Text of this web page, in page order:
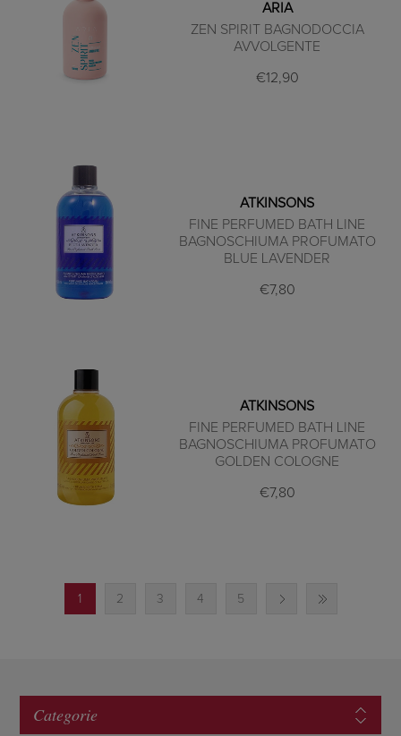
ARIA
ZEN SPIRIT BAGNODOCCIA
AVVOLGENTE
€12,90
ATKINSONS
FINE PERFUMED BATH LINE
BAGNOSCHIUMA PROFUMATO
BLUE LAVENDER
€7,80
ATKINSONS
FINE PERFUMED BATH LINE
BAGNOSCHIUMA PROFUMATO
GOLDEN COLOGNE
€7,80
1 2 3 4 5
Categorie